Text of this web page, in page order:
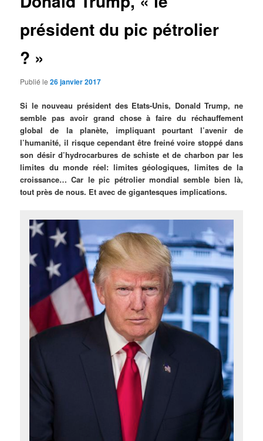
président du pic pétrolier
? »
Publié le26 janvier 2017
Si le nouveau président des Etats-Unis, Donald Trump, ne
semble pas avoir grand chose à faire du réchauffement
global de la planète, impliquant pourtant l’avenir de
l’humanité, il risque cependant être freiné voire stoppé dans
son désir d’hydrocarbures de schiste et de charbon par les
limites du monde réel: limites géologiques, limites de la
croissance… Car le pic pétrolier mondial semble bien là,
tout près de nous. Et avec de gigantesques implications.